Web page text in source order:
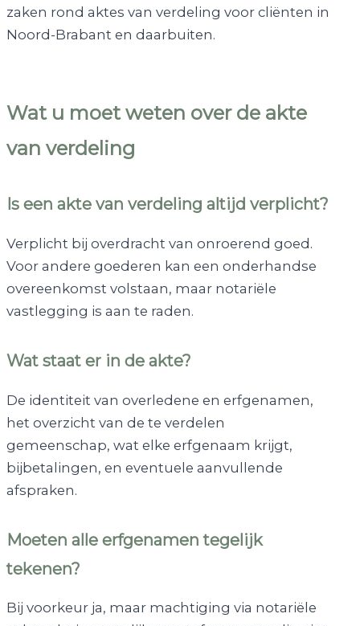
zaken rond aktes van verdeling voor cliënten in
Noord-Brabant en daarbuiten.
Wat u moet weten over de akte
van verdeling
Is een akte van verdeling altijd verplicht?
Verplicht bij overdracht van onroerend goed.
Voor andere goederen kan een onderhandse
overeenkomst volstaan, maar notariële
vastlegging is aan te raden.
Wat staat er in de akte?
De identiteit van overledene en erfgenamen,
het overzicht van de te verdelen
gemeenschap, wat elke erfgenaam krijgt,
bijbetalingen, en eventuele aanvullende
afspraken.
Moeten alle erfgenamen tegelijk
tekenen?
Bij voorkeur ja, maar machtiging via notariële